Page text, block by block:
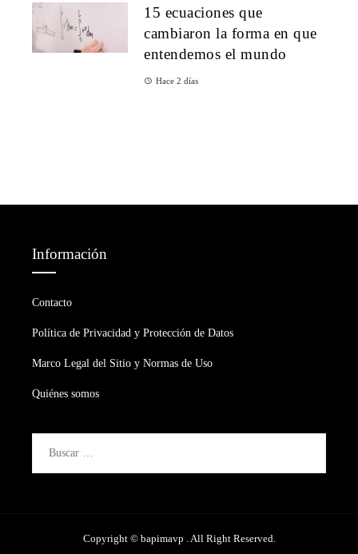
15 ecuaciones que
cambiaron la forma en que
entendemos el mundo
Hace 2 días
Información
Contacto
Política de Privacidad y Protección de Datos
Marco Legal del Sitio y Normas de Uso
Quiénes somos
Copyright © bapimavp . All Right Reserved.